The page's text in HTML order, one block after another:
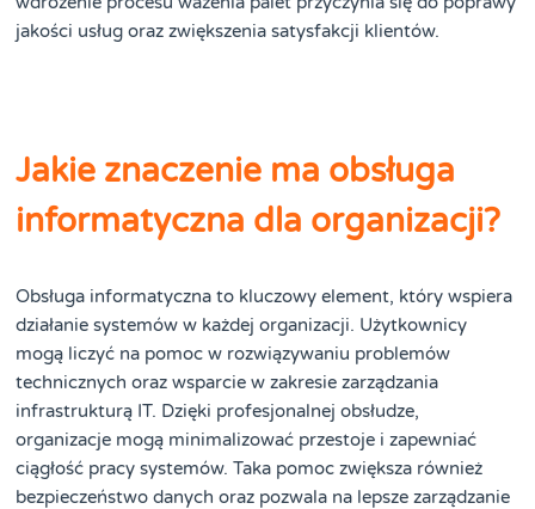
jakości usług oraz zwiększenia satysfakcji klientów.
Jakie znaczenie ma obsługa
informatyczna dla organizacji?
Obsługa informatyczna to kluczowy element, który wspiera
działanie systemów w każdej organizacji. Użytkownicy
mogą liczyć na pomoc w rozwiązywaniu problemów
technicznych oraz wsparcie w zakresie zarządzania
infrastrukturą IT. Dzięki profesjonalnej obsłudze,
organizacje mogą minimalizować przestoje i zapewniać
ciągłość pracy systemów. Taka pomoc zwiększa również
bezpieczeństwo danych oraz pozwala na lepsze zarządzanie